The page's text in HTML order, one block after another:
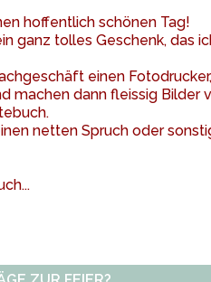
hoffentlich schönen Tag!
ganz tolles Geschenk, das
einen
machen dann fleissig Bilder
netten Spruch oder